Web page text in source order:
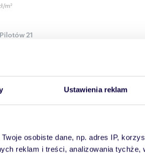
Ustawienia reklam
osobiste dane, np. adres IP,
reklam i treści, analizowania tychże,
m2
21
dająca gwarancję
43m2